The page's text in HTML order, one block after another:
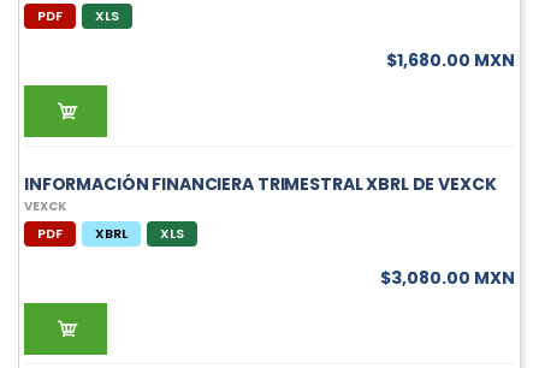
PDF XLS
$1,680.00 MXN
INFORMACIÓN FINANCIERA TRIMESTRAL XBRL DE VEXCK
VEXCK
PDF XBRL XLS
$3,080.00 MXN